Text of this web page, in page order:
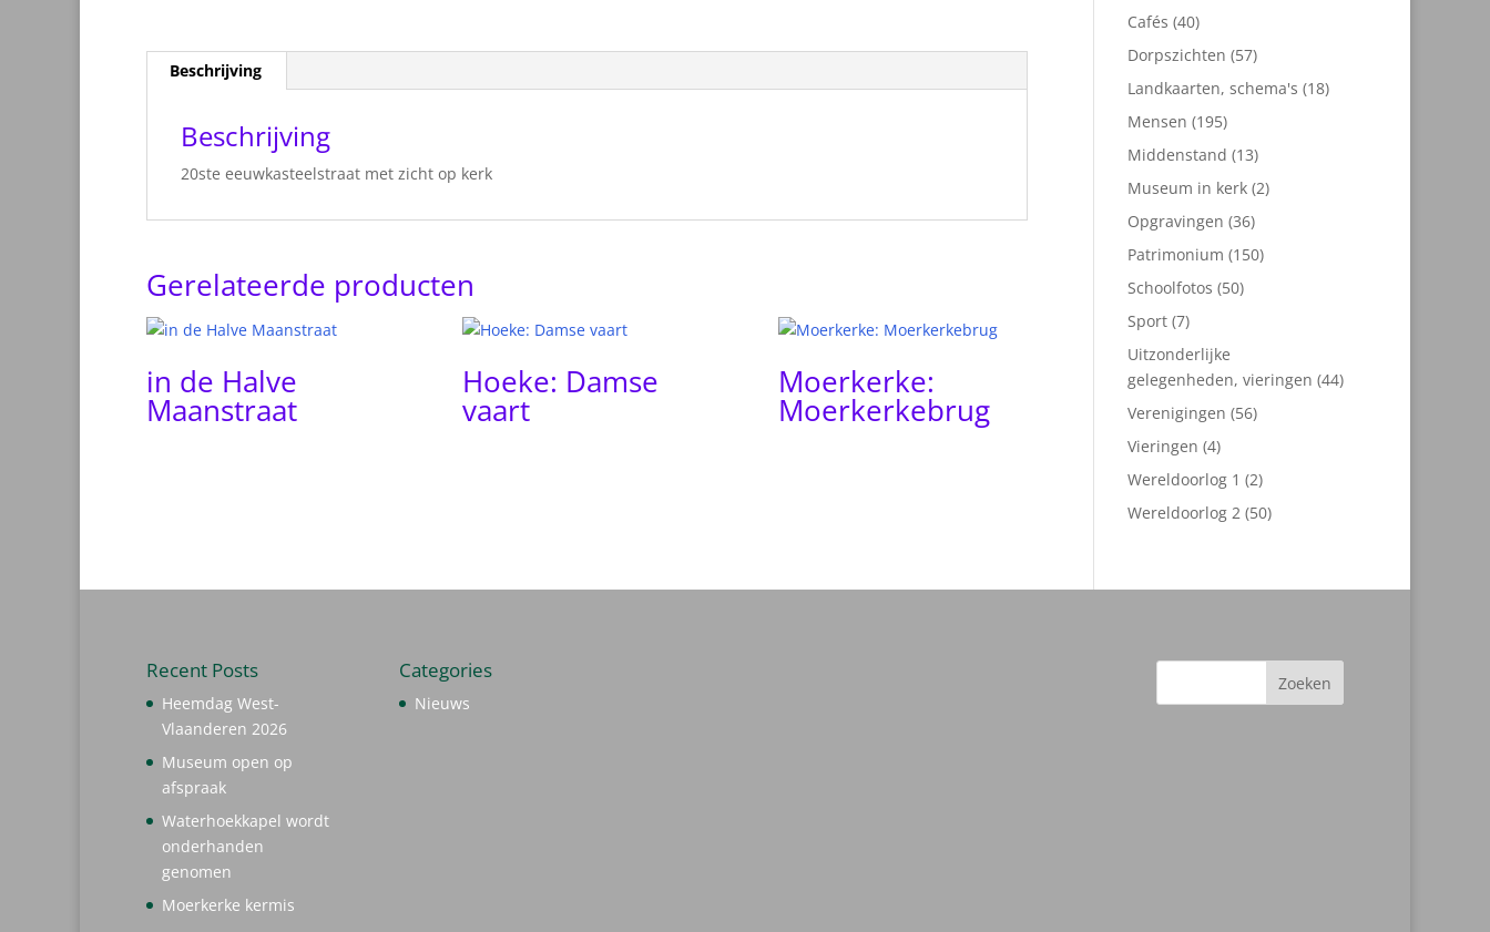
Beschrijving
Beschrijving
20ste eeuwkasteelstraat met zicht op kerk
Gerelateerde producten
in de Halve
Maanstraat
Hoeke: Damse
vaart
Moerkerke:
Moerkerkebrug
Cafés 4040
producten
Dorpszichten 5757
producten
Landkaarten, schema's 1818
Mensen 195195
producten
Middenstand 1313
producten
Museum in kerk 22
Opgravingen 3636
producten
Patrimonium 150150
Schoolfotos 5050
Sport 77
producten
Uitzonderlijke
gelegenheden, vieringen 4444
Verenigingen 5656
Vieringen 44
producten
Wereldoorlog 1 22
producten
Wereldoorlog 2 5050
Recent Posts
Heemdag West-
Vlaanderen 2026
Museum open op
afspraak
Waterhoekkapel wordt
onderhanden
genomen
Moerkerke kermis
Categories
Nieuws